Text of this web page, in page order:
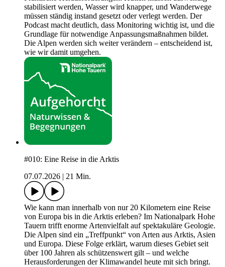
stabilisiert werden, Wasser wird knapper, und Wanderwege
müssen ständig instand gesetzt oder verlegt werden. Der
Podcast macht deutlich, dass Monitoring wichtig ist, und die
Grundlage für notwendige Anpassungsmaßnahmen bildet.
Die Alpen werden sich weiter verändern – entscheidend ist,
wie wir damit umgehen.
#010: Eine Reise in die Arktis
07.07.2026
21 Min.
Wie kann man innerhalb von nur 20 Kilometern eine Reise
von Europa bis in die Arktis erleben? Im Nationalpark Hohe
Tauern trifft enorme Artenvielfalt auf spektakuläre Geologie.
Die Alpen sind ein „Treffpunkt“ von Arten aus Arktis, Asien
und Europa. Diese Folge erklärt, warum dieses Gebiet seit
über 100 Jahren als schützenswert gilt – und welche
Herausforderungen der Klimawandel heute mit sich bringt.